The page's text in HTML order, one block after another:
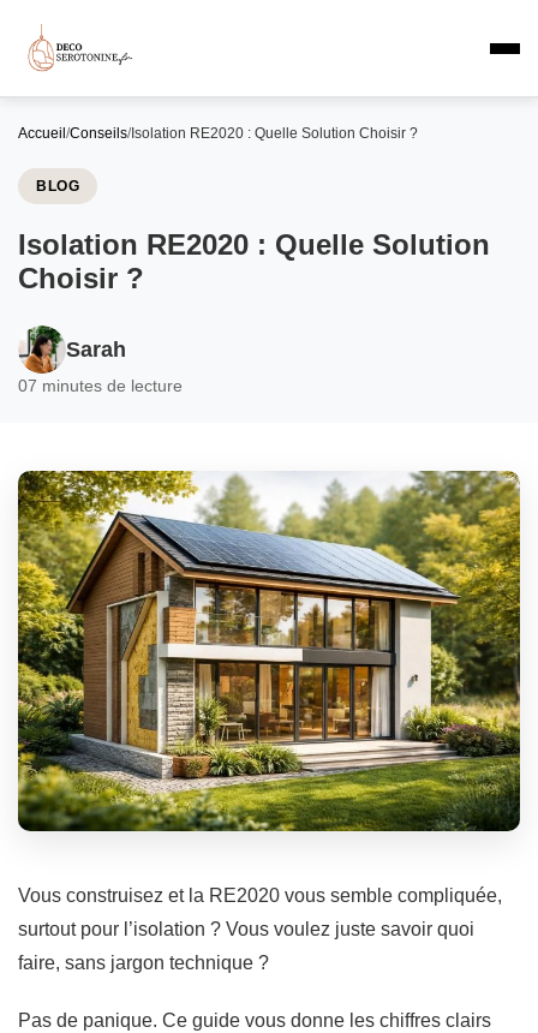
Accueil /Conseils/Isolation RE2020 : Quelle Solution Choisir ?
BLOG
Isolation RE2020 : Quelle Solution
Choisir ?
Sarah
07 minutes de lecture
Vous construisez et la RE2020 vous semble compliquée,
surtout pour l’isolation ? Vous voulez juste savoir quoi
faire, sans jargon technique ?
Pas de panique. Ce guide vous donne les chiffres clairs